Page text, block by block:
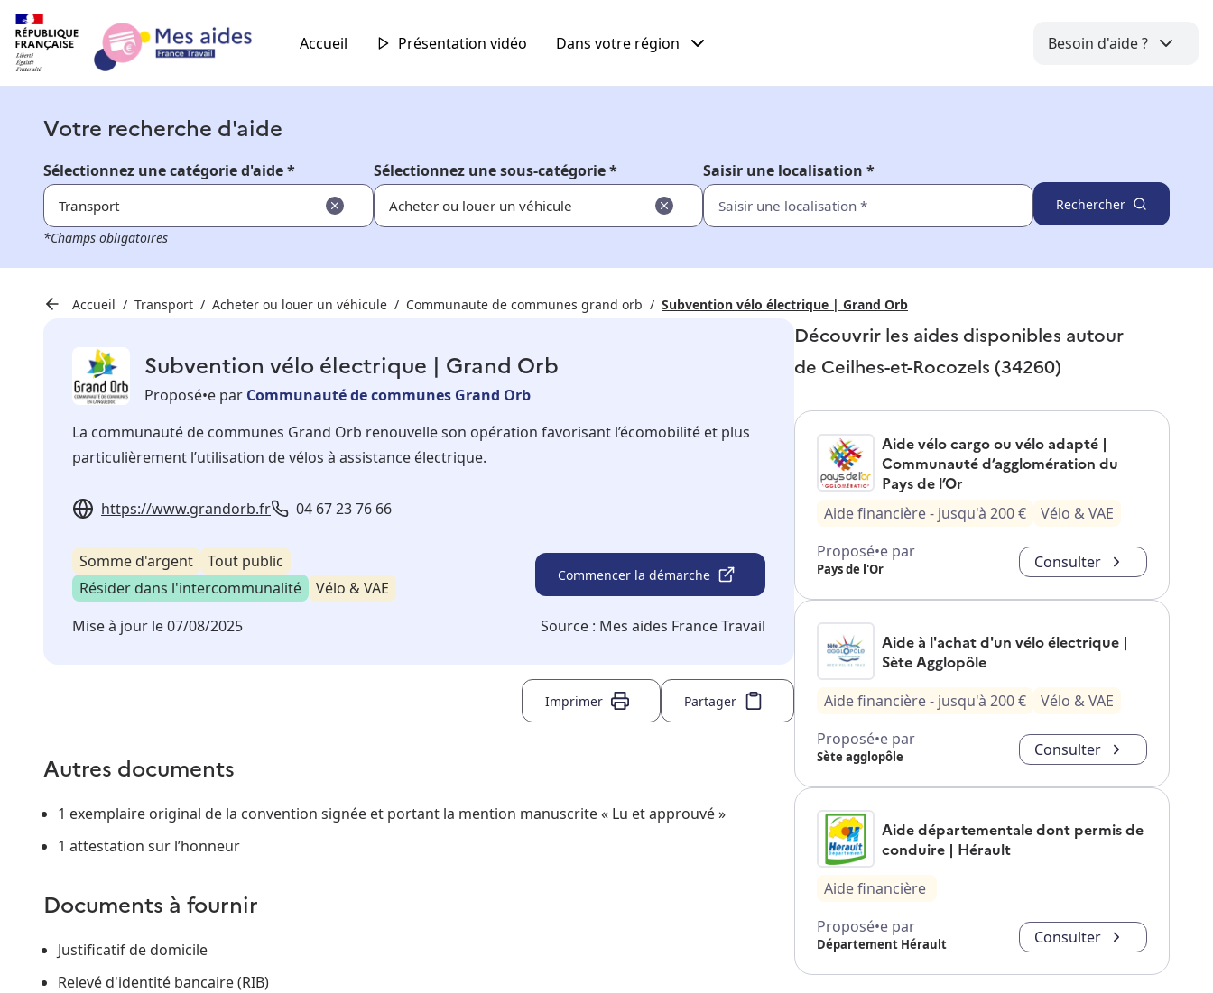
Accueil Présentation vidéo Dans votre région Besoin d'aide ?
Votre recherche d'aide
Sélectionnez une catégorie d'aide *
Transport
Sélectionnez une sous-catégorie *
Acheter ou louer un véhicule
Saisir une localisation *
Rechercher
*Champs obligatoires
Accueil Transport Acheter ou louer un véhicule Communaute de communes grand orb Subvention vélo électrique | Grand Orb
Subvention vélo électrique | Grand Orb
Proposé•e par Communauté de communes Grand Orb
La communauté de communes Grand Orb renouvelle son opération favorisant l’écomobilité et plus
particulièrement l’utilisation de vélos à assistance électrique.
https://www.grandorb.fr 04 67 23 76 66
Somme d'argent
Tout public
Résider dans l'intercommunalité
Vélo & VAE
Commencer la démarche
Mise à jour le07/08/2025 Source : Mes aides France Travail
Imprimer Partager
Autres documents
1 exemplaire original de la convention signée et portant la mention manuscrite « Lu et approuvé »
1 attestation sur l’honneur
Documents à fournir
Justificatif de domicile
Relevé d'identité bancaire (RIB)
Découvrir les aides disponibles autour
de Ceilhes-et-Rocozels (34260)
Aide vélo cargo ou vélo adapté |
Communauté d’agglomération du
Pays de l’Or
Aide financière- jusqu'à 200€
Vélo & VAE
Proposé•e par
Pays de l'Or Consulter
Aide à l'achat d'un vélo électrique |
Sète Agglopôle
Aide financière- jusqu'à 200€
Vélo & VAE
Proposé•e par
Sète agglopôle Consulter
Aide départementale dont permis de
conduire | Hérault
Aide financière
Proposé•e par
Département Hérault Consulter